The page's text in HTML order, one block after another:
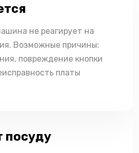
не реагирует на
Возможные причины:
повреждение кнопки
платы
посуду